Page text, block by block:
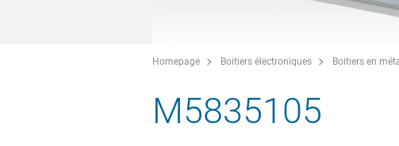
Homepage Boitiers électroniques Boitiers en
M5835105